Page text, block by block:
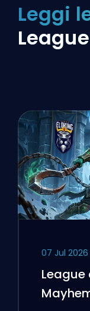
Leggi
07 Jul 2026
League